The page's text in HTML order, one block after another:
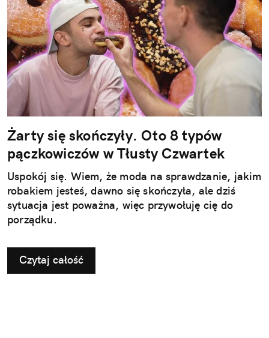
Żarty się skończyły. Oto 8 typów
pączkowiczów w Tłusty Czwartek
Uspokój się. Wiem, że moda na sprawdzanie, jakim
robakiem jesteś, dawno się skończyła, ale dziś
sytuacja jest poważna, więc przywołuję cię do
porządku.
Czytaj całość